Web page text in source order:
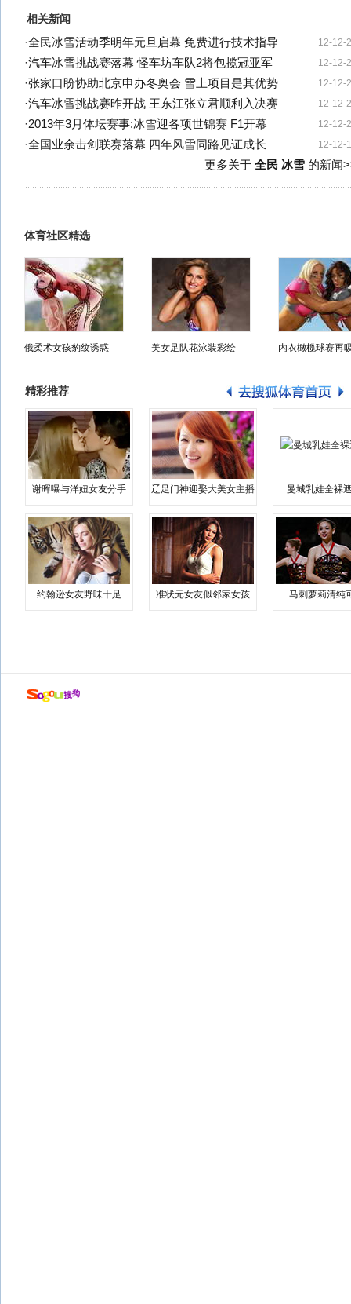
相关新闻
12-12-
·全民冰雪活动季明年元旦启幕 免费进行技术指导
12-12-
·汽车冰雪挑战赛落幕 怪车坊车队2将包揽冠亚军
12-12-
·张家口盼协助北京申办冬奥会 雪上项目是其优势
12-12-
·汽车冰雪挑战赛昨开战 王东江张立君顺利入决赛
12-12-
·2013年3月体坛赛事:冰雪迎各项世锦赛 F1开幕
12-12-
·全国业余击剑联赛落幕 四年风雪同路见证成长
更多关于 全民 冰雪的新闻
体育社区精选
俄柔术女孩豹纹诱惑 美女足队花泳装彩绘 内衣橄榄球赛再
精彩推荐
谢晖曝与洋妞女友分手 辽足门神迎娶大美女主播 曼城乳娃全裸
约翰逊女友野味十足 准状元女友似邻家女孩 马刺萝莉清纯